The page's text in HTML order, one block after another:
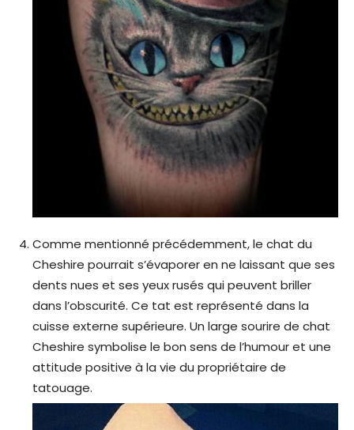
Comme mentionné précédemment, le chat du
Cheshire pourrait s’évaporer en ne laissant que ses
dents nues et ses yeux rusés qui peuvent briller
dans l’obscurité. Ce tat est représenté dans la
cuisse externe supérieure. Un large sourire de chat
Cheshire symbolise le bon sens de l’humour et une
attitude positive à la vie du propriétaire de
tatouage.